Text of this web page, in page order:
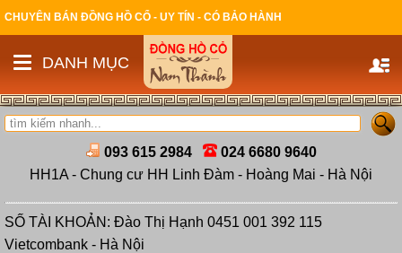
CHUYÊN BÁN ĐỒNG HỒ CỔ - UY TÍN - CÓ BẢO HÀNH
DANH MỤC
093 615 2984
024 6680 9640
HH1A - Chung cư HH Linh Đàm - Hoàng Mai - Hà Nội
SỐ TÀI KHOẢN: Đào Thị Hạnh 0451 001 392 115
Vietcombank - Hà Nội